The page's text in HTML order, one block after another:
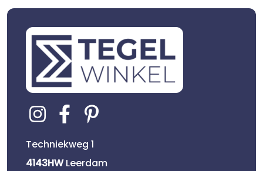
Techniekweg 1
4143HWLeerdam